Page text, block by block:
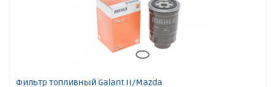
Фильтр топливный Galant II/Mazda